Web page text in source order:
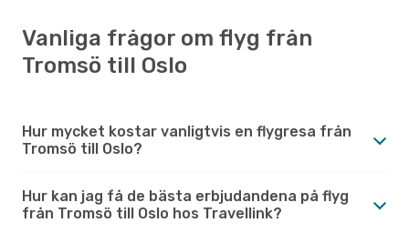
Vanliga frågor om flyg från
Tromsö till Oslo
Hur mycket kostar vanligtvis en flygresa från
Tromsö till Oslo?
Hur kan jag få de bästa erbjudandena på flyg
från Tromsö till Oslo hos Travellink?